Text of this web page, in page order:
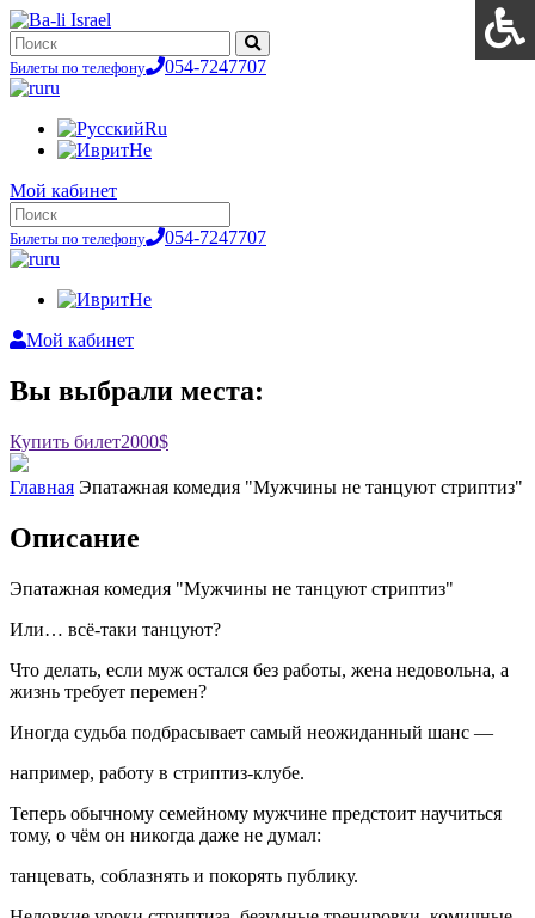
Билеты по телефону
054-7247707
ru
Ru
He
Мой кабинет
Билеты по телефону
054-7247707
ru
He
Мой кабинет
Вы выбрали места:
Купить билет2000$
Главная Эпатажная комедия "Мужчины не танцуют стриптиз"
Описание
Эпатажная комедия "Мужчины не танцуют стриптиз"
Или… всё-таки танцуют?
Что делать, если муж остался без работы, жена недовольна, а
жизнь требует перемен?
Иногда судьба подбрасывает самый неожиданный шанс —
например, работу в стриптиз-клубе.
Теперь обычному семейному мужчине предстоит научиться
тому, о чём он никогда даже не думал:
танцевать, соблазнять и покорять публику.